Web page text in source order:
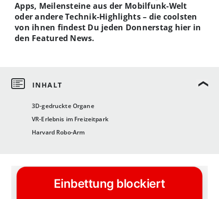
3D-gedruckte Organe
VR-Erlebnis im Freizeitpark
Harvard Robo-Arm
Apps, Meilensteine aus der Mobilfunk-Welt
oder andere Technik-Highlights – die coolsten
von ihnen findest Du jeden Donnerstag hier in
den Featured News.